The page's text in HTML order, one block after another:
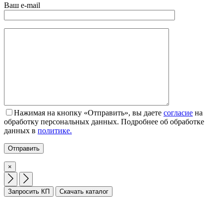
Ваш e-mail
Нажимая на кнопку «Отправить», вы даете согласие на
обработку персональных данных. Подробнее об обработке
данных в политике.
×
Запросить КП Скачать каталог